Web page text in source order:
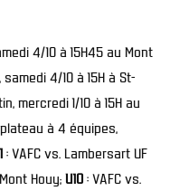
4/10 à 15H45 au Mont
samedi 4/10 à 15H à St-
mercredi 1/10 à 15H au
à 4 équipes,
: VAFC vs. Lambersart UF
Houy; U10 : VAFC vs.